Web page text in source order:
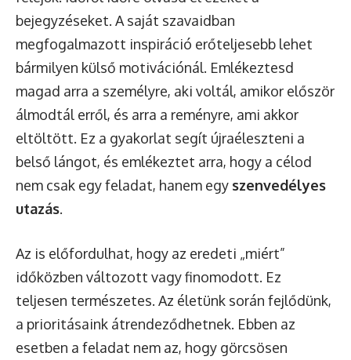
bejegyzéseket. A saját szavaidban
megfogalmazott inspiráció erőteljesebb lehet
bármilyen külső motivációnál. Emlékeztesd
magad arra a személyre, aki voltál, amikor először
álmodtál erről, és arra a reményre, ami akkor
eltöltött. Ez a gyakorlat segít újraéleszteni a
belső lángot, és emlékeztet arra, hogy a célod
nem csak egy feladat, hanem egy szenvedélyes
utazás.
Az is előfordulhat, hogy az eredeti „miért”
időközben változott vagy finomodott. Ez
teljesen természetes. Az életünk során fejlődünk,
a prioritásaink átrendeződhetnek. Ebben az
esetben a feladat nem az, hogy görcsösen